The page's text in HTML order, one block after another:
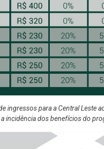
ingressos para a Central Leste
incidência dos benefícios do